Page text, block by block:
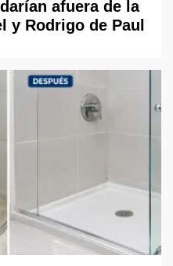
afuera de la
y Rodrigo de Paul